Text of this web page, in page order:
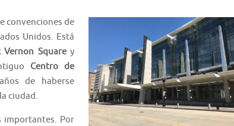
convenciones de
Unidos. Está
Vernon Squarey
Centro de
de haberse
ciudad.
importantes. Por